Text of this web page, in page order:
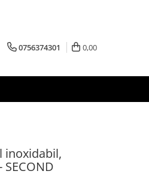
0756374301 0,00
inoxidabil,